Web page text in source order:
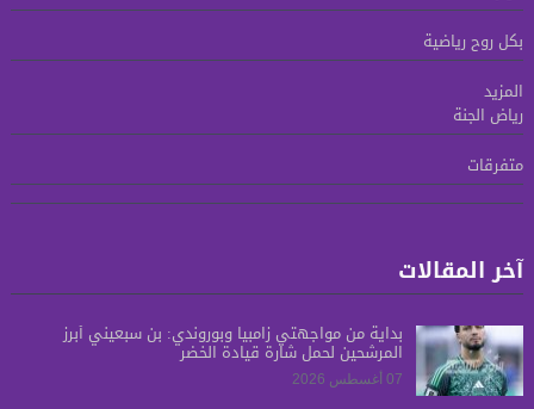
بكل روح رياضية
المزيد
رياض الجنة
متفرقات
آخر المقالات
بدايةً من مواجهتي زامبيا وبوروندي: بن سبعيني أبرز
المرشحين لحمل شارة قيادة الخضر
07 أغسطس 2026